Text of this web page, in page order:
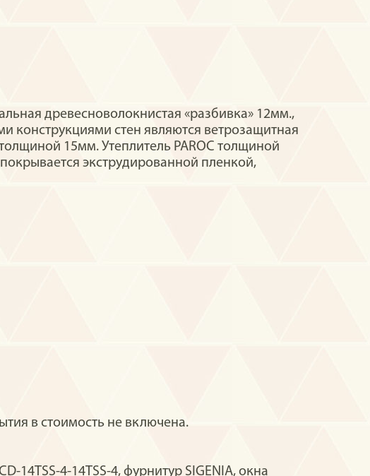
древесноволокнистая «разбивка» 12мм.,
конструкциями стен являются ветрозащитная
15мм. Утеплитель PAROC толщиной
экструдированной пленкой,
в стоимость не включена.
14TSS-4-14TSS-4, фурнитур SIGENIA, окна